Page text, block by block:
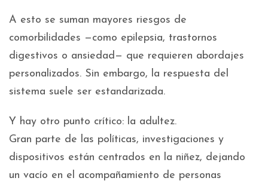
A esto se suman mayores riesgos de
comorbilidades —como epilepsia, trastornos
digestivos o ansiedad— que requieren abordajes
personalizados. Sin embargo, la respuesta del
sistema suele ser estandarizada.
Y hay otro punto crítico: la adultez.
Gran parte de las políticas, investigaciones y
dispositivos están centrados en la niñez, dejando
un vacío en el acompañamiento de personas